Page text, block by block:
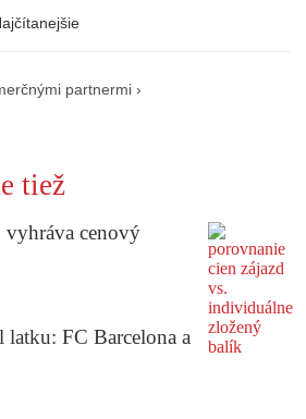
partnermi ›
tiež
cenový
FC Barcelona a